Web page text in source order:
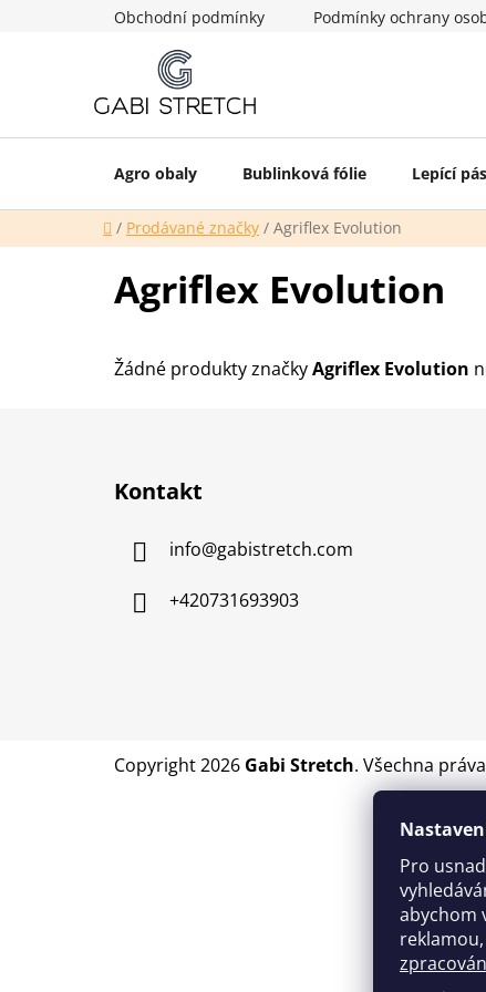
Pro
abychom
Obchodní podmínky Podmínky ochrany
Agro obaly Bublinková fólie Lepící
Domů
/ Prodávané značky / Agriflex Evolution
Agriflex Evolution
Žádné produkty značkyAgriflex Evolution
Kontakt
info@gabistretch.com
+420731693903
Copyright 2026 Gabi Stretch. Všechna